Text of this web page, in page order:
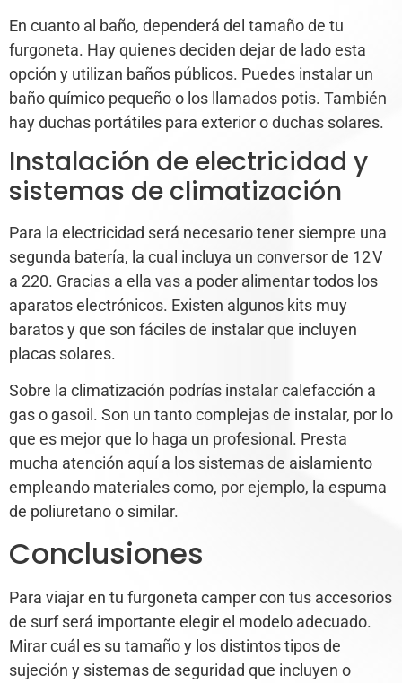
En cuanto al baño, dependerá del tamaño de tu
furgoneta. Hay quienes deciden dejar de lado esta
opción y utilizan baños públicos. Puedes instalar un
baño químico pequeño o los llamados potis. También
hay duchas portátiles para exterior o duchas solares.
Instalación de electricidad y
sistemas de climatización
Para la electricidad será necesario tener siempre una
segunda batería, la cual incluya un conversor de 12 V
a 220. Gracias a ella vas a poder alimentar todos los
aparatos electrónicos. Existen algunos kits muy
baratos y que son fáciles de instalar que incluyen
placas solares.
Sobre la climatización podrías instalar calefacción a
gas o gasoil. Son un tanto complejas de instalar, por lo
que es mejor que lo haga un profesional. Presta
mucha atención aquí a los sistemas de aislamiento
empleando materiales como, por ejemplo, la espuma
de poliuretano o similar.
Conclusiones
Para viajar en tu furgoneta camper con tus accesorios
de surf será importante elegir el modelo adecuado.
Mirar cuál es su tamaño y los distintos tipos de
sujeción y sistemas de seguridad que incluyen o